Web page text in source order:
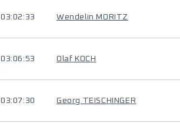
03:02:33 Wendelin MORITZ
03:06:53 Olaf KOCH
03:07:30 Georg TEISCHINGER